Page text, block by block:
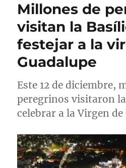
Millones de
visitan la
festejar a la
Guadalupe
Este 12 de diciembre,
peregrinos visitaron
celebrar a la Virgen de